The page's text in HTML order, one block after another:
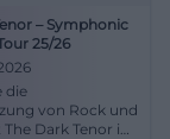
– Symphonic
25/26
die
von Rock und
Dark Tenor im